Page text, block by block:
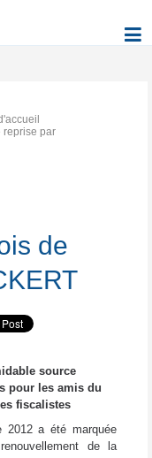
reprise par
de
source
pour les amis du
fiscalistes
2012 a été marquée
de la